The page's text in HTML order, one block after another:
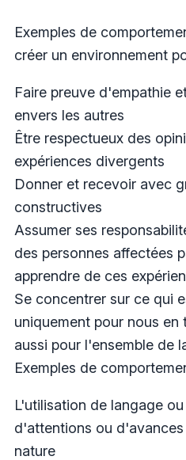
Exemples de
créer un environnement
Faire preuve d'empathie
envers les autres
Être respectueux des
expériences divergents
Donner et recevoir avec
constructives
Assumer ses
des personnes affectées
apprendre de ces
Se concentrer sur ce qui
uniquement pour nous
aussi pour l'ensemble de
Exemples de
L'utilisation de langage
d'attentions ou
nature